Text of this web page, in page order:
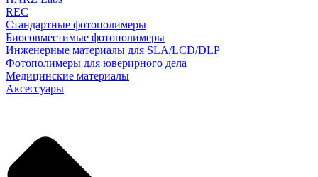
REC
Стандартные фотополимеры
Биосовместимые фотополимеры
Инженерные материалы для SLA/LCD/DLP
Фотополимеры для юверирного дела
Медицинские материалы
Аксессуары